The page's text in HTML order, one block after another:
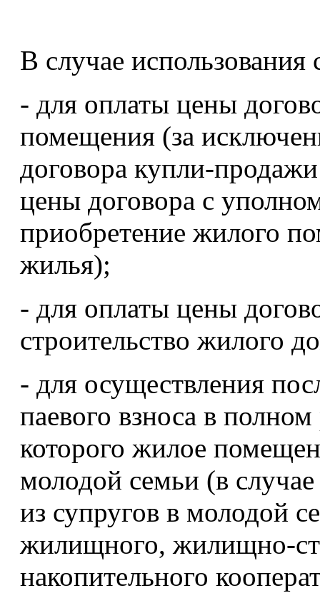
В случае
- для оплаты цены
помещения (за
договора купли-продажи
цены договора с
приобретение жилого
жилья);
- для оплаты цены
строительство жилого
- для осуществления
паевого взноса в
которого жилое
молодой семьи (в
из супругов в молодой
жилищного, жилищно-
накопительного